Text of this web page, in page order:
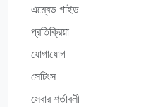
এম্বেড গাইড
প্রতিক্রিয়া
যোগাযোগ
সেটিংস
সেবার শর্তাবলী